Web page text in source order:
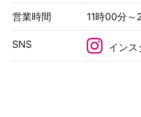
営業時間 11時00分
SNS インス